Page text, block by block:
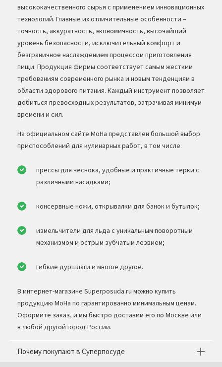
высококачественного сырья с применением инновационных
технологий. Главные их отличительные особенности –
точность, аккуратность, экономичность, высочайший
уровень безопасности, исключительный комфорт и
безграничное наслаждением процессом приготовления
пищи. Продукция фирмы соответствует самым жестким
требованиям современного рынка и новым тенденциям в
области здорового питания. Каждый инструмент позволяет
добиться превосходных результатов, затрачивая минимум
времени и сил.
На официальном сайте MoHa представлен большой выбор
приспособлений для кулинарных работ, в том числе:
прессы для чеснока, удобные и практичные терки с
различными насадками;
консервные ножи, открывалки для банок и бутылок;
измельчители для льда с уникальным поворотным
механизмом и острым зубчатым лезвием;
гибкие дуршлаги и многое другое.
В интернет-магазине Superposuda.ru можно купить
продукцию MoHa по гарантированно минимальным ценам.
Оформите заказ, и мы быстро доставим его по Москве или
в любой другой город России.
Почему покупают в Суперпосуде